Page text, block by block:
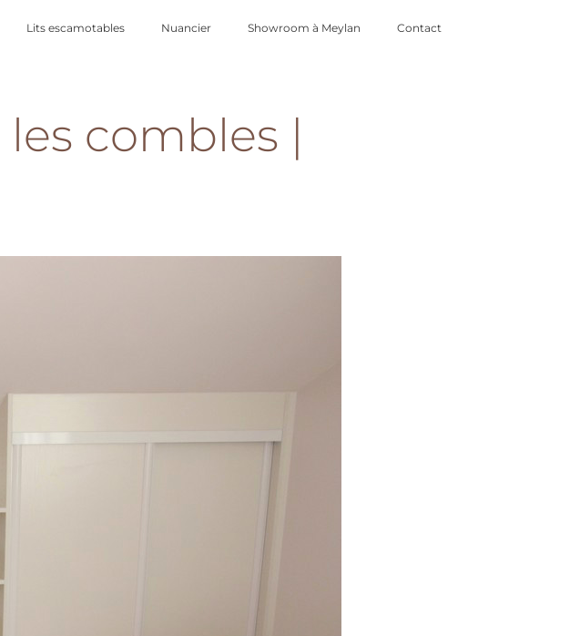
Lits escamotables Nuancier Showroom à Meylan Contact
combles |